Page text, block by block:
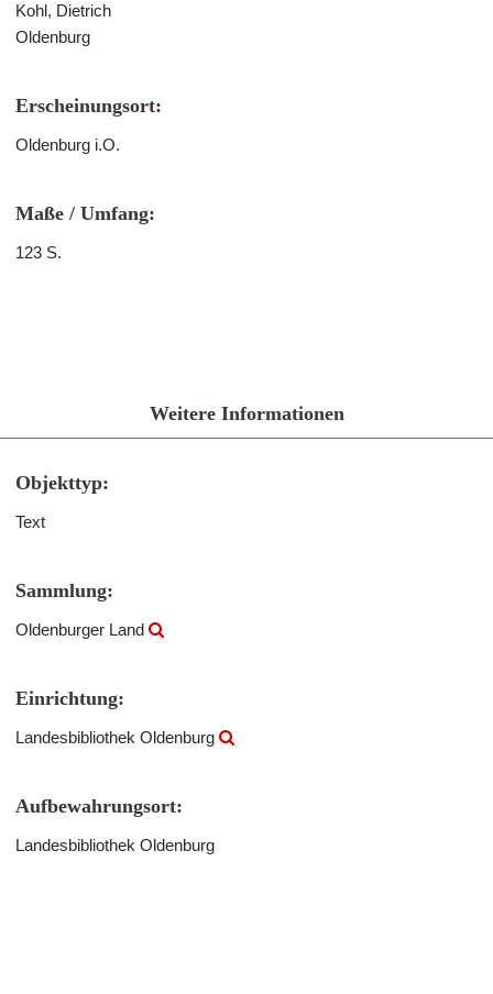
Kohl, Dietrich
Oldenburg
Erscheinungsort:
Oldenburg i.O.
Maße / Umfang:
123 S.
Weitere Informationen
Objekttyp:
Text
Sammlung:
Oldenburger Land
Einrichtung:
Landesbibliothek Oldenburg
Aufbewahrungsort:
Landesbibliothek Oldenburg